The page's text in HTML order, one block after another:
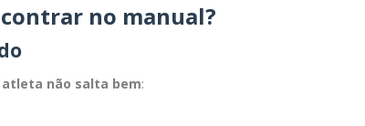
no manual?
atleta não salta bem: